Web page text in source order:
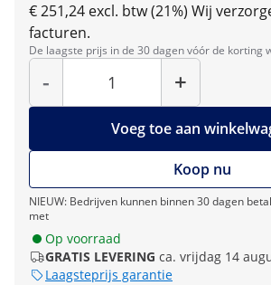
€ 251,24 excl. btw (21%) Wij
facturen.
De laagste prijs in de 30 dagen vóór de korting
-
Hoeveelheid
+
Voeg toe aan
Koop nu
NIEUW: Bedrijven kunnen binnen 30 dagen
met
Op voorraad
GRATIS LEVERING ca. vrijdag 14
Laagsteprijs garantie